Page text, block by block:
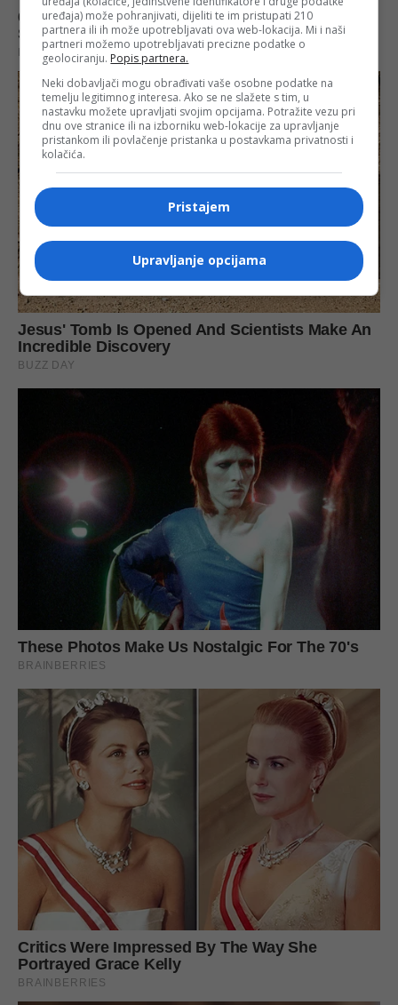
uređaja) može pohranjivati, dijeliti te im pristupati 210
partnera ili ih može upotrebljavati ova web-lokacija. Mi i naši
partneri možemo upotrebljavati precizne podatke o
geolociranju. Popis partnera.
Neki dobavljači mogu obrađivati vaše osobne podatke na
temelju legitimnog interesa. Ako se ne slažete s tim, u
nastavku možete upravljati svojim opcijama. Potražite vezu pri
dnu ove stranice ili na izborniku web-lokacije za upravljanje
pristankom ili povlačenje pristanka u postavkama privatnosti i
kolačića.
Pristajem
Upravljanje opcijama